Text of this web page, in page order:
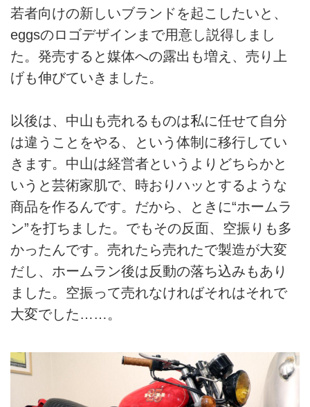
若者向けの新しいブランドを起こしたいと、
eggsのロゴデザインまで用意し説得しまし
た。発売すると媒体への露出も増え、売り上
げも伸びていきました。
以後は、中山も売れるものは私に任せて自分
は違うことをやる、という体制に移行してい
きます。中山は経営者というよりどちらかと
いうと芸術家肌で、時おりハッとするような
商品を作るんです。だから、ときに“ホームラ
ン”を打ちました。でもその反面、空振りも多
かったんです。売れたら売れたで製造が大変
だし、ホームラン後は反動の落ち込みもあり
ました。空振って売れなければそれはそれで
大変でした……。